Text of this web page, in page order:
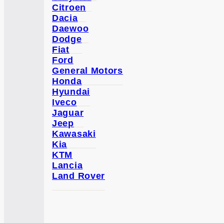
Citroen
Dacia
Daewoo
Dodge
Fiat
Ford
General Motors
Honda
Hyundai
Iveco
Jaguar
Jeep
Kawasaki
Kia
KTM
Lancia
Land Rover